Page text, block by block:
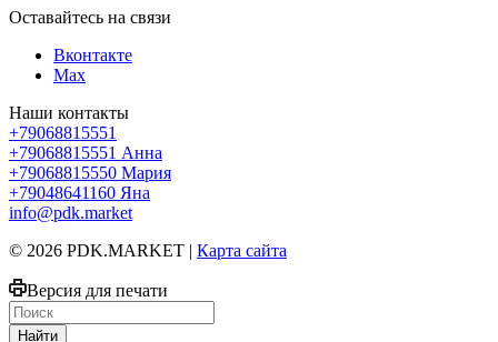
Оставайтесь на связи
Вконтакте
Max
Наши контакты
+79068815551
+79068815551 Анна
+79068815550 Мария
+79048641160 Яна
info@pdk.market
© 2026 PDK.MARKET | Карта сайта
Версия для печати
Найти